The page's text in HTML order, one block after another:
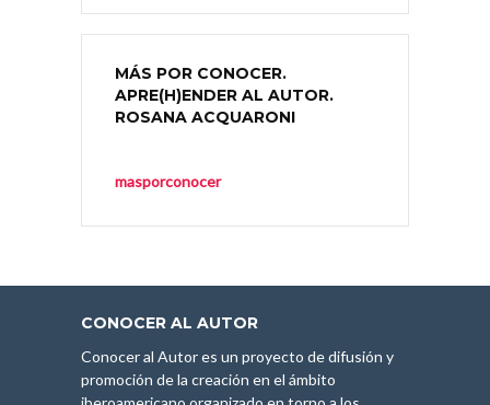
MÁS POR CONOCER.
APRE(H)ENDER AL AUTOR.
ROSANA ACQUARONI
masporconocer
CONOCER AL AUTOR
Conocer al Autor es un proyecto de difusión y
promoción de la creación en el ámbito